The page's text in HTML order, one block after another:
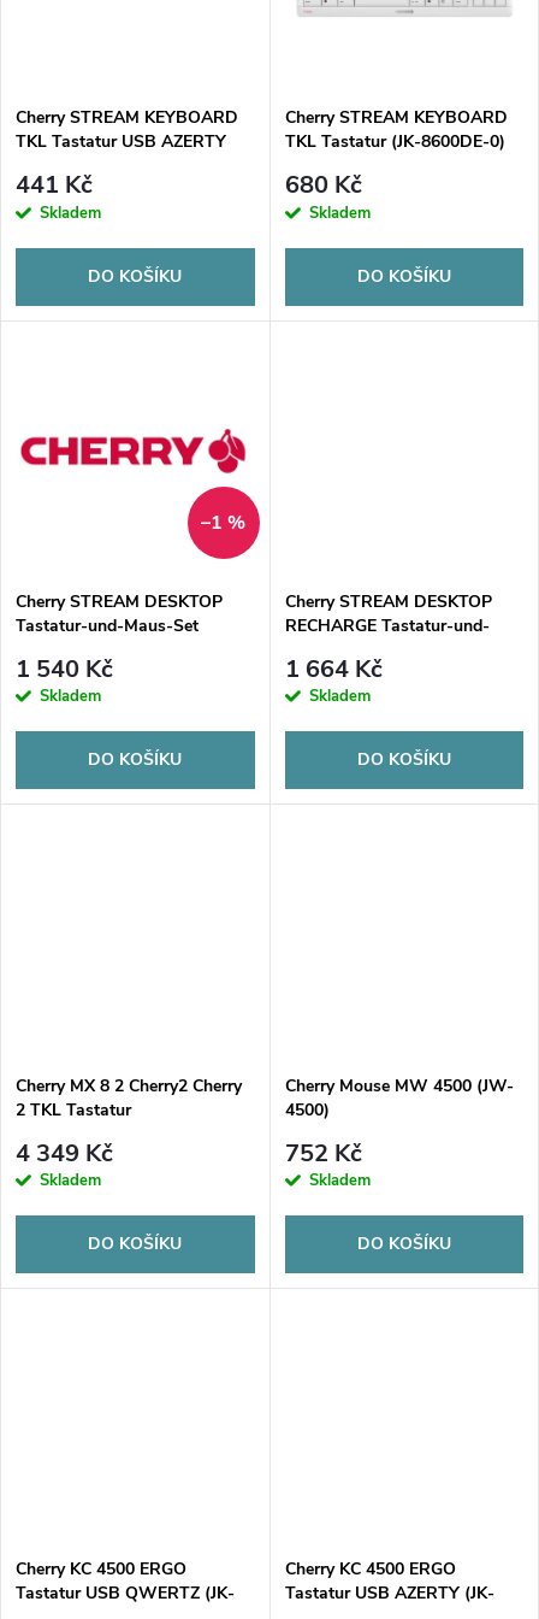
p
r
o
d
k
s
p
r
k
ů
Cherry STREAM KEYBOARD
TKL Tastatur USB AZERTY
441 Kč
Skladem
DO KOŠÍKU
Cherry STREAM KEYBOARD
TKL Tastatur (JK-8600DE-0)
680 Kč
Skladem
DO KOŠÍKU
–1 %
Cherry STREAM DESKTOP
Tastatur-und-Maus-Set
Gray (JD-8500DE-0)
1 540 Kč
Skladem
DO KOŠÍKU
Cherry STREAM DESKTOP
RECHARGE Tastatur-und-
TastaturundMausSet (JD-
8560EU-0)
1 664 Kč
Skladem
DO KOŠÍKU
Cherry MX 8 2 Cherry2 Cherry
2 TKL Tastatur
3882LXADE-2)
4 349 Kč
Skladem
DO KOŠÍKU
Cherry Mouse MW 4500 (JW-
4500)
752 Kč
Skladem
DO KOŠÍKU
Cherry KC 4500 ERGO
Tastatur USB QWERTZ (JK-
Cherry KC 4500 ERGO
Tastatur USB AZERTY (JK-